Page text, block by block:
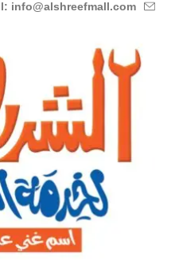
info@alshreefmall.com